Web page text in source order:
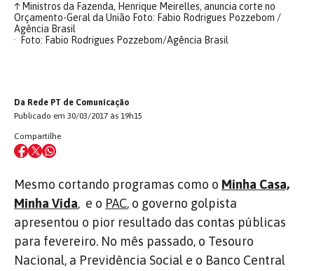
↑Ministros da Fazenda, Henrique Meirelles, anuncia corte no
Orçamento-Geral da União Foto: Fabio Rodrigues Pozzebom /
Agência Brasil
Foto: Fabio Rodrigues Pozzebom/Agência Brasil
Da Rede PT de Comunicação
Publicado em 30/03/2017 às 19h15
Compartilhe
Mesmo cortando programas como o Minha Casa,
Minha Vida, e o PAC, o governo golpista
apresentou o pior resultado das contas públicas
para fevereiro. No mês passado, o Tesouro
Nacional, a Previdência Social e o Banco Central